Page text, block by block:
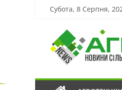
Субота, 8 Серпня,